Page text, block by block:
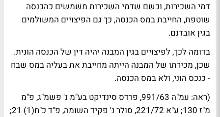
דמי השכירות, וכשם שדמי השכירות משמשים כהכנסה
שוטפת, החייבת במס הכנסה, כך גם הפיצויים המשולמים
בגין אובדנם.
בדומה לכך, לפיצויים בגין המבנה יהיה דין של הכנסה הונית.
שכן, מכירתו של המבנה הייתה מחייבת את בעליה במס שבח
- כנכס הוני, ולא במס הכנסה.
(ראה: עמ"ה 991/63, פרדס סינדיקט בע"מ נ' פשמ"ג, פ"מ
מ"ז 130; ע"א 221/72, סולר נ' פקיד השומה, פ"ד כ"ח(1) 21;